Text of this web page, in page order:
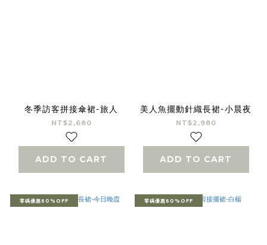
冬季訪客拼接傘裙-旅人
NT$2,680
ADD TO CART
美人魚擺動針織長裙-小晨夜
NT$2,980
ADD TO CART
零碼優惠60%OFF 零碼優惠60%OFF